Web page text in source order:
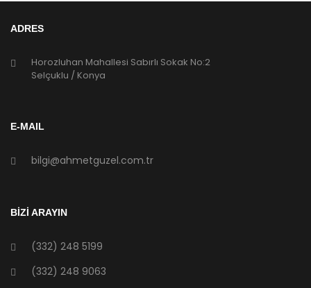
ADRES
Horozluhan Mahallesi Sabırlı Sokak No:2
Selçuklu / Konya
E-MAIL
bilgi@ahmetguzel.com.tr
BİZİ ARAYIN
(332) 248 5199
(332) 248 9063